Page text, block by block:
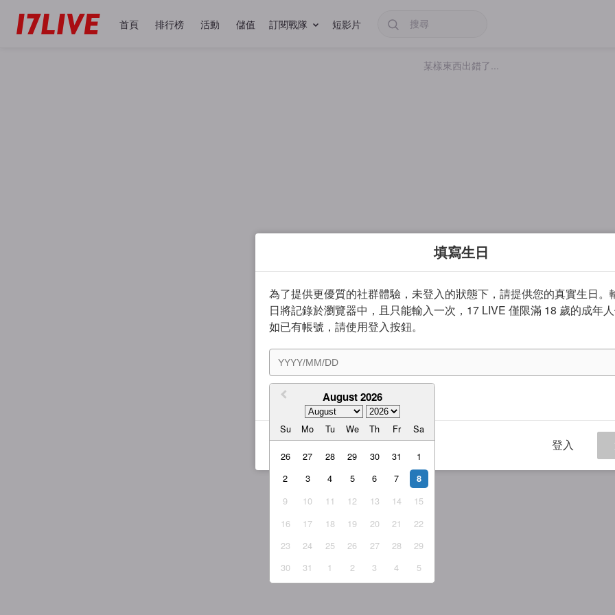
首頁 排行榜 活動 儲值 訂閱戰隊 短影片
某樣東西出錯了...
填寫生日
為了提供更優質的社群體驗，未登入的狀態下，請提供您的真實生日。
日將記錄於瀏覽器中，且只能輸入一次，17 LIVE 僅限滿 18 歲的成年人
如已有帳號，請使用登入按鈕。
August 2026
Su Mo Tu We Th Fr Sa
26 27 28 29 30 31
1
2
3 4 5 6 7 8
9 10 11 12 13 14
15
16
17 18 19 20 21
22
23
24 25 26 27 28
29
30
31 1 2 3 4 5
我同意 服務條款與隱私權政策
登入